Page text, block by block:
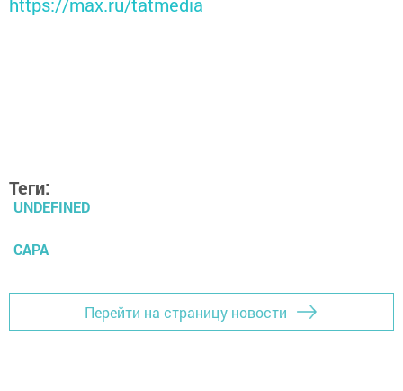
https://max.ru/tatmedia
Теги:
UNDEFINED
САРА
Перейти на страницу новости